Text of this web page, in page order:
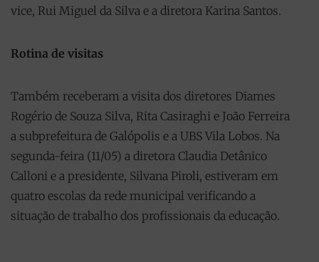
vice, Rui Miguel da Silva e a diretora Karina Santos.
Rotina de visitas
Também receberam a visita dos diretores Diames
Rogério de Souza Silva, Rita Casiraghi e João Ferreira
a subprefeitura de Galópolis e a UBS Vila Lobos. Na
segunda-feira (11/05) a diretora Claudia Detânico
Calloni e a presidente, Silvana Piroli, estiveram em
quatro escolas da rede municipal verificando a
situação de trabalho dos profissionais da educação.